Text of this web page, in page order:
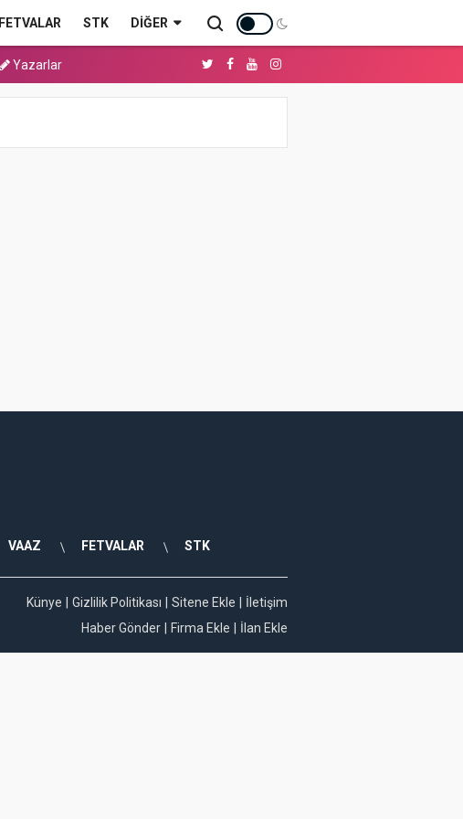
FETVALAR STK DIĞER
Yazarlar
VAAZ FETVALAR STK
Künye Gizlilik Politikası Sitene Ekle
İletişim
Haber Gönder
Firma Ekle İlan Ekle